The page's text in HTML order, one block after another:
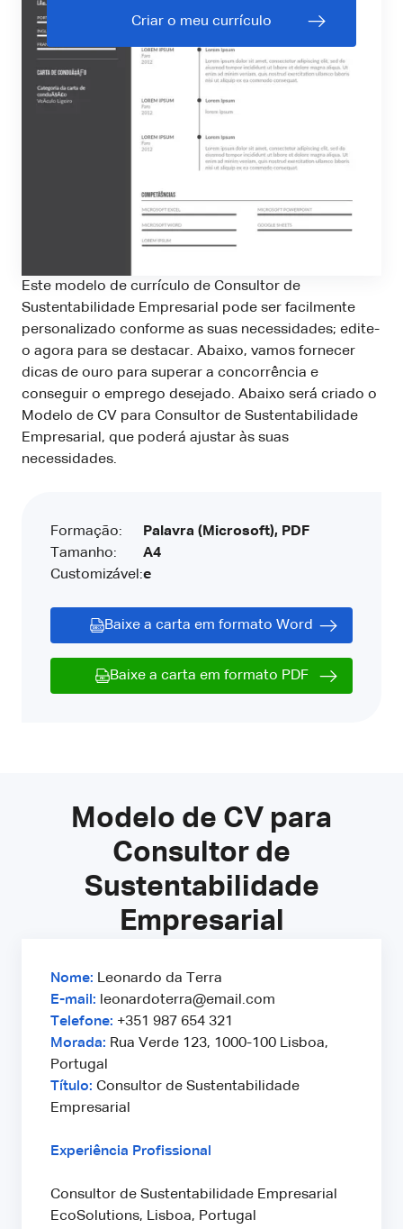
Criar o meu currículo
Este modelo de currículo de Consultor de
Sustentabilidade Empresarial pode ser facilmente
personalizado conforme as suas necessidades; edite-
o agora para se destacar. Abaixo, vamos fornecer
dicas de ouro para superar a concorrência e
conseguir o emprego desejado. Abaixo será criado o
Modelo de CV para Consultor de Sustentabilidade
Empresarial, que poderá ajustar às suas
necessidades.
Formação:
Tamanho:
Customizável:
Palavra (Microsoft), PDF
A4
e
Baixe a carta em formato Word
Baixe a carta em formato PDF
Modelo de CV para
Consultor de
Sustentabilidade
Empresarial
Nome: Leonardo da Terra
E-mail: leonardoterra@email.com
Telefone: +351 987 654 321
Morada: Rua Verde 123, 1000-100 Lisboa,
Portugal
Título: Consultor de Sustentabilidade
Empresarial
Experiência Profissional
Consultor de Sustentabilidade Empresarial
EcoSolutions, Lisboa, Portugal